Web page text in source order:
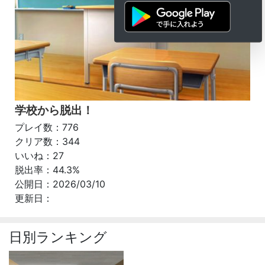
学校から脱出！
プレイ数：776
クリア数：344
いいね：27
脱出率：44.3%
公開日：2026/03/10
更新日：
日別ランキング